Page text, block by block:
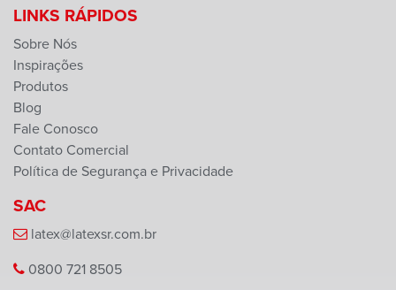
LINKS RÁPIDOS
Sobre Nós
Inspirações
Produtos
Blog
Fale Conosco
Contato Comercial
Política de Segurança e Privacidade
SAC
latex@latexsr.com.br
0800 721 8505